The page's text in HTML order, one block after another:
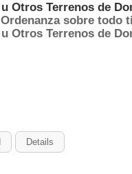
Ordenanza sobre todo
Otros Terrenos de
Details